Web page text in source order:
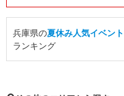
兵庫県の夏休み人気イベント
ランキング